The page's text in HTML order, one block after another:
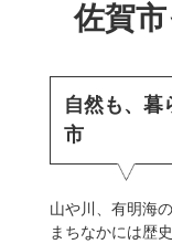
佐賀
自然も、暮
市
山や川、有明海
まちなかには歴